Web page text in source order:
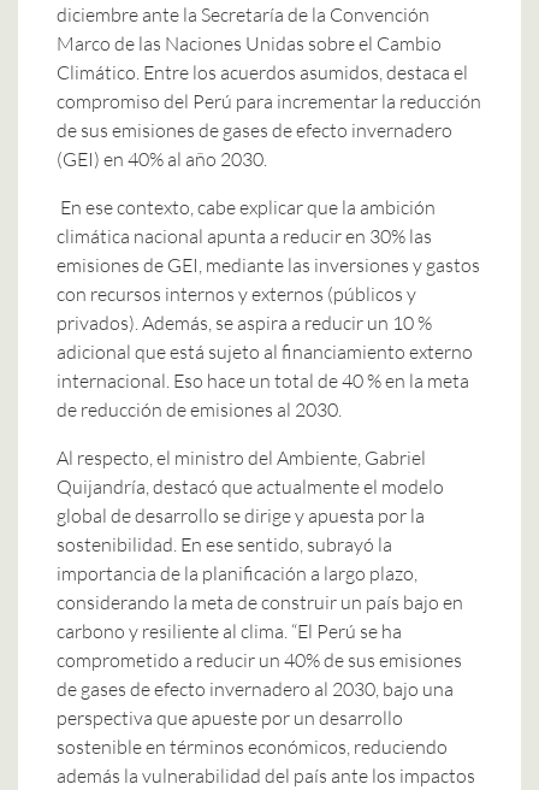
diciembre ante la Secretaría de la Convención
Marco de las Naciones Unidas sobre el Cambio
Climático. Entre los acuerdos asumidos, destaca el
compromiso del Perú para incrementar la reducción
de sus emisiones de gases de efecto invernadero
(GEI) en 40% al año 2030.
En ese contexto, cabe explicar que la ambición
climática nacional apunta a reducir en 30% las
emisiones de GEI, mediante las inversiones y gastos
con recursos internos y externos (públicos y
privados). Además, se aspira a reducir un 10 %
adicional que está sujeto al financiamiento externo
internacional. Eso hace un total de 40 % en la meta
de reducción de emisiones al 2030.
Al respecto, el ministro del Ambiente, Gabriel
Quijandría, destacó que actualmente el modelo
global de desarrollo se dirige y apuesta por la
sostenibilidad. En ese sentido, subrayó la
importancia de la planificación a largo plazo,
considerando la meta de construir un país bajo en
carbono y resiliente al clima. “El Perú se ha
comprometido a reducir un 40% de sus emisiones
de gases de efecto invernadero al 2030, bajo una
perspectiva que apueste por un desarrollo
sostenible en términos económicos, reduciendo
además la vulnerabilidad del país ante los impactos